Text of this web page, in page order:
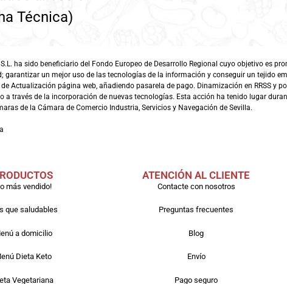
Técnica)
S.L. ha sido beneficiario del Fondo Europeo de Desarrollo Regional cuyo objetivo es
garantizar un mejor uso de las tecnologías de la información y conseguir un tejido
Actualización página web, añadiendo pasarela de pago. Dinamización en RRSS y
a través de la incorporación de nuevas tecnologías. Esta acción ha tenido lugar
de la Cámara de Comercio Industria, Servicios y Navegación de Sevilla.
más vendido!
que saludables
a domicilio
Dieta Keto
Vegetariana
ATENCIÓN AL CLIENTE
Contacte con nosotros
Preguntas frecuentes
Blog
Envío
Pago seguro